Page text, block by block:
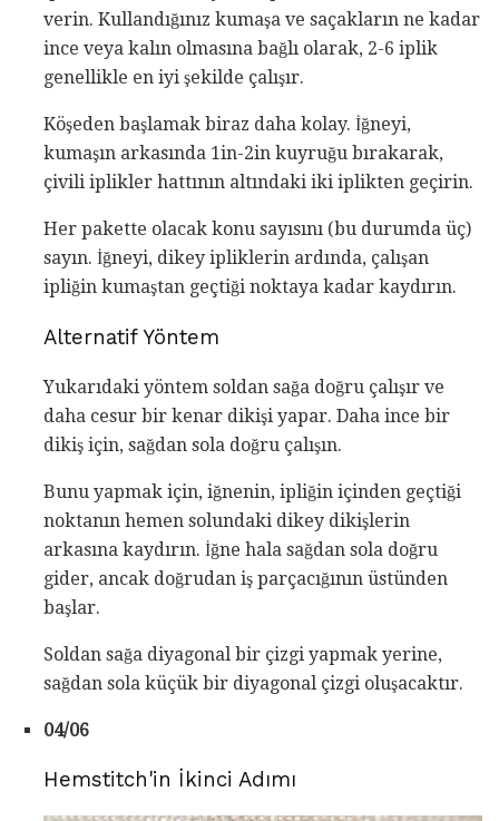
verin. Kullandığınız kumaşa ve saçakların ne kadar
ince veya kalın olmasına bağlı olarak, 2-6 iplik
genellikle en iyi şekilde çalışır.
Köşeden başlamak biraz daha kolay. İğneyi,
kumaşın arkasında 1in-2in kuyruğu bırakarak,
çivili iplikler hattının altındaki iki iplikten geçirin.
Her pakette olacak konu sayısını (bu durumda üç)
sayın. İğneyi, dikey ipliklerin ardında, çalışan
ipliğin kumaştan geçtiği noktaya kadar kaydırın.
Alternatif Yöntem
Yukarıdaki yöntem soldan sağa doğru çalışır ve
daha cesur bir kenar dikişi yapar. Daha ince bir
dikiş için, sağdan sola doğru çalışın.
Bunu yapmak için, iğnenin, ipliğin içinden geçtiği
noktanın hemen solundaki dikey dikişlerin
arkasına kaydırın. İğne hala sağdan sola doğru
gider, ancak doğrudan iş parçacığının üstünden
başlar.
Soldan sağa diyagonal bir çizgi yapmak yerine,
sağdan sola küçük bir diyagonal çizgi oluşacaktır.
04/06
Hemstitch'in İkinci Adımı